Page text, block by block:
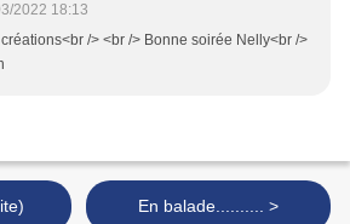
2022 18:13
/> <br /> Bonne soirée Nelly<br />
En balade.......... >